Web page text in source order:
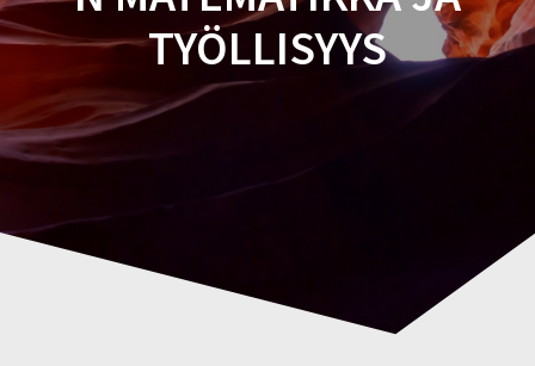
TYÖLLISYYS